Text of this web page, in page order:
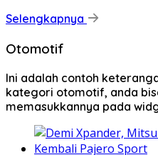
Selengkapnya
Otomotif
Ini adalah contoh
kategori otomotif, anda
memasukkannya pada